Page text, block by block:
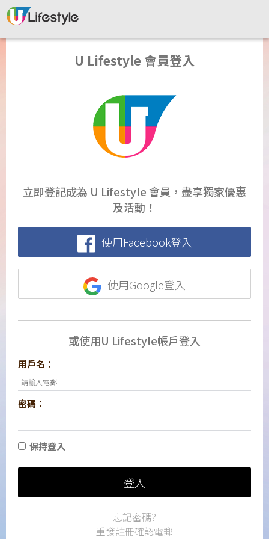
U Lifestyle 會員登入
立即登記成為 U Lifestyle 會員，盡享獨家優惠
及活動！
使用Facebook登入
使用Google登入
或使用U Lifestyle帳戶登入
用戶名：
密碼：
保持登入
登入
忘記密碼?
重發註冊確認電郵